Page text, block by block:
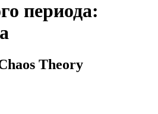
периода:
Theory